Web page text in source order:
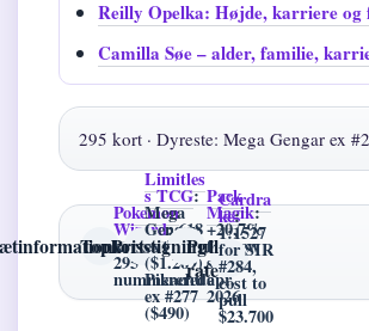
Reilly Opelka: Højde, karriere og
Camilla Søe – alder, familie,
295 kort · Dyreste: Mega Gengar ex
Pokemon
Wizard: 618
kort totalt,
295
nummererede
Topkort
Limitles
s TCG:
Mega
Gengar
ex #284
($1.269),
Pikachu
ex #277
($490)
Prisstigning
Pack
Magik:
+20,7%
for raw
siden
apr.
2026
Pull
rate
Cardra
ke:
1:1527
for SIR
#284,
cost to
pull
$23.700